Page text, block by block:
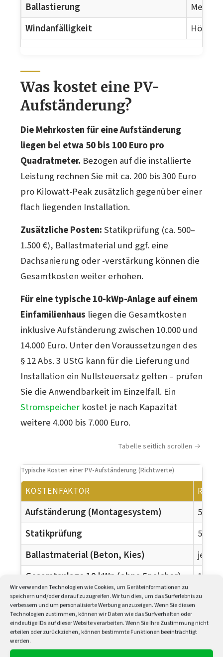
Wir verwenden Technologien wie Cookies, um Geräteinformationen zu
speichern und/oder darauf zuzugreifen. Wir tun dies, um das Surferlebnis zu
verbessern und um personalisierte Werbung anzuzeigen. Wenn Sie diesen
Technologien zustimmen, können wir Daten wie das Surfverhalten oder
eindeutige IDs auf dieser Website verarbeiten. Wenn Sie Ihre Zustimmung nicht
erteilen oder zurückziehen, können bestimmte Funktionen beeinträchtigt
werden.
Ballastierung
Mehr
Windanfälligkeit
Höher
Was kostet eine PV-
Aufständerung?
Die Mehrkosten für eine Aufständerung
liegen bei etwa 50 bis 100 Euro pro
Quadratmeter. Bezogen auf die installierte
Leistung rechnen Sie mit ca. 200 bis 300 Euro
pro Kilowatt-Peak zusätzlich gegenüber einer
flach liegenden Installation.
Zusätzliche Posten:Statikprüfung (ca. 500–
1.500 €), Ballastmaterial und ggf. eine
Dachsanierung oder -verstärkung können die
Gesamtkosten weiter erhöhen.
Für eine typische 10-kWp-Anlage auf einem
Einfamilienhaus liegen die Gesamtkosten
inklusive Aufständerung zwischen 10.000 und
14.000 Euro. Unter den Voraussetzungen des
§ 12 Abs. 3 UStG kann für die Lieferung und
Installation ein Nullsteuersatz gelten – prüfen
Sie die Anwendbarkeit im Einzelfall. Ein
Stromspeicher kostet je nach Kapazität
weitere 4.000 bis 7.000 Euro.
Tabelle seitlich scrollen
Typische Kosten einer PV-Aufständerung (Richtwerte)
KOSTENFAKTOR
Aufständerung (Montagesystem)
Statikprüfung
Ballastmaterial (Beton, Kies)
je
Gesamtanlage 10 kWp (ohne Speicher)
Stromspeicher (optional)